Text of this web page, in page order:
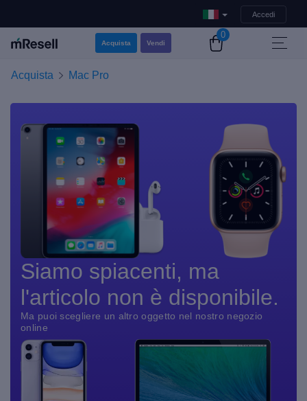
Accedi
Acquista Vendi
0
Acquista Mac Pro
Siamo spiacenti, ma
l'articolo non è disponibile.
Ma puoi scegliere un altro oggetto nel nostro negozio
online